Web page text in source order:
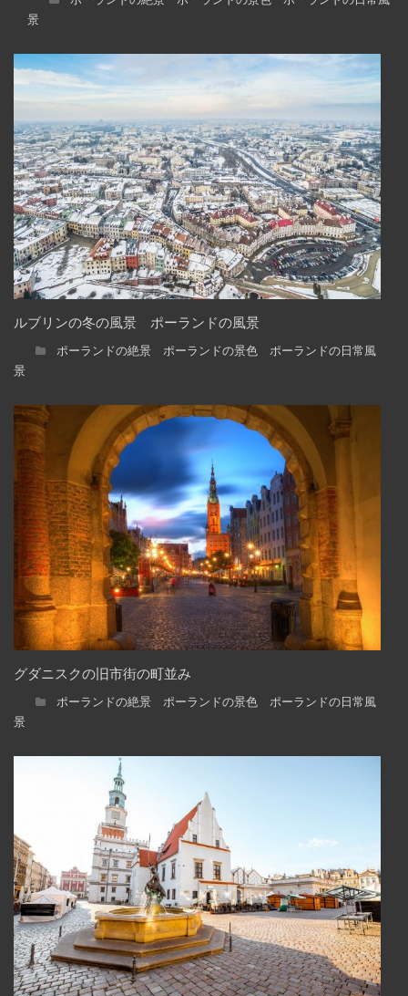
景
ルブリンの冬の風景 ポーランドの風景
ポーランドの絶景 ポーランドの景色 ポーランドの日常風
景
グダニスクの旧市街の町並み
ポーランドの絶景 ポーランドの景色 ポーランドの日常風
景